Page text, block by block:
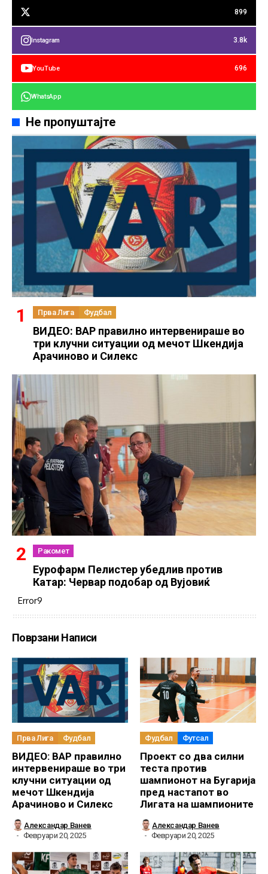
899
Instagram 3.8k
YouTube 696
WhatsApp
Не пропуштајте
Прва Лига Фудбал
ВИДЕО: ВАР правилно интервенираше во
три клучни ситуации од мечот Шкендија
Арачиново и Силекс
Ракомет
Еурофарм Пелистер убедлив против
Катар: Червар подобар од Вујовиќ
Error9
Поврзани Написи
Прва Лига Фудбал
ВИДЕО: ВАР правилно
интервенираше во три
клучни ситуации од
мечот Шкендија
Арачиново и Силекс
Александар Ванев
Февруари 20, 2025
Фудбал Футсал
Проект со два силни
теста против
шампионот на Бугарија
пред настапот во
Лигата на шампионите
Александар Ванев
Февруари 20, 2025